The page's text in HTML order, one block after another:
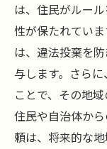
は、住民がルー
性が保たれてい
は、違法投棄を
与します。さら
ことで、その地
住民や自治体か
頼は、将来的な